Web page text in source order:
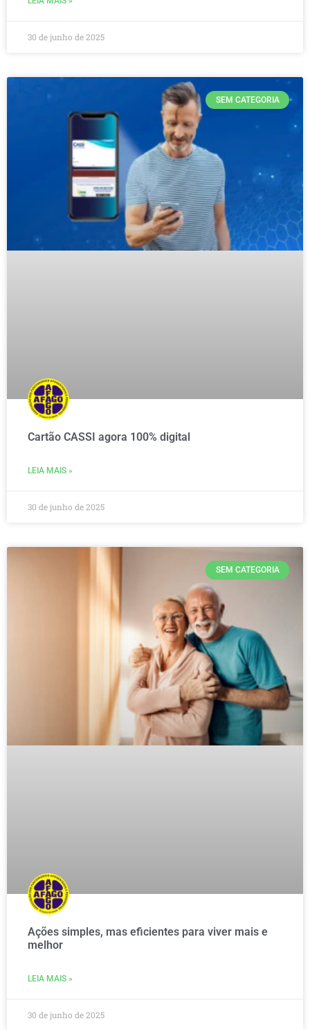
30 de junho de 2025
SEM CATEGORIA
Cartão CASSI agora 100% digital
LEIA MAIS »
30 de junho de 2025
SEM CATEGORIA
Ações simples, mas eficientes para viver mais e
melhor
LEIA MAIS »
30 de junho de 2025